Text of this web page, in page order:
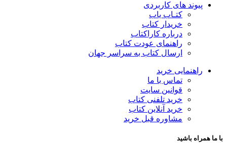
پیوند های کاربردی
کتـاب یاب
خریدار کتاب
درباره کاراکتاب
راهنمای عودت کتاب
ارسال کتاب به سراسر جهان
راهنمایی خرید
تماس با ما
قوانین سایت
خرید تلفنی کتاب
خرید آنلاین کتاب
مشاوره قبل خرید
با ما همراه باشید